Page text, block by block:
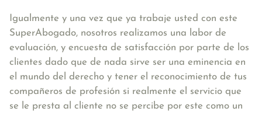
Igualmente y una vez que ya trabaje usted con este
SuperAbogado, nosotros realizamos una labor de
evaluación, y encuesta de satisfacción por parte de los
clientes dado que de nada sirve ser una eminencia en
el mundo del derecho y tener el reconocimiento de tus
compañeros de profesión si realmente el servicio que
se le presta al cliente no se percibe por este como un